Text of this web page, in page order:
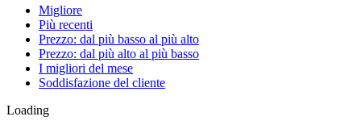
Migliore
Più recenti
Prezzo: dal più basso al più alto
Prezzo: dal più alto al più basso
I migliori del mese
Soddisfazione del cliente
Loading